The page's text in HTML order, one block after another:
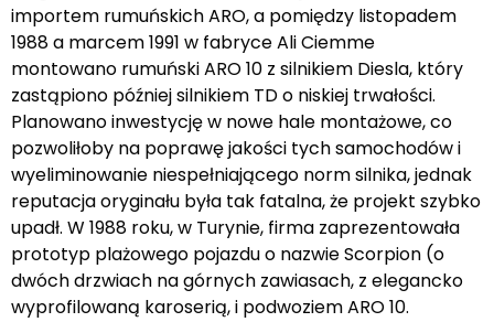
importem rumuńskich ARO, a pomiędzy listopadem
1988 a marcem 1991 w fabryce Ali Ciemme
montowano rumuński ARO 10 z silnikiem Diesla, który
zastąpiono później silnikiem TD o niskiej trwałości.
Planowano inwestycję w nowe hale montażowe, co
pozwoliłoby na poprawę jakości tych samochodów i
wyeliminowanie niespełniającego norm silnika, jednak
reputacja oryginału była tak fatalna, że projekt szybko
upadł. W 1988 roku, w Turynie, firma zaprezentowała
prototyp plażowego pojazdu o nazwie Scorpion (o
dwóch drzwiach na górnych zawiasach, z elegancko
wyprofilowaną karoserią, i podwoziem ARO 10.